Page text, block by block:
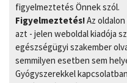
figyelmeztetés Önnek szól.
Figyelmeztetés!Az
azt - jelen weboldal kiadója
egészségügyi szakember
semmilyen esetben sem
Gyógyszerekkel